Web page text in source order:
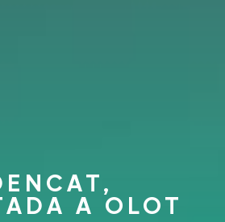
A OLOT